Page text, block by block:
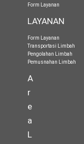
Form Layanan
LAYANAN
Form Layanan
Transportasi Limbah
Pengolahan Limbah
Pemusnahan Limbah
A
r
e
a
L